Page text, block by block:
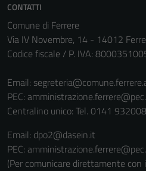
CONTATTI
Comune di Ferrere
Via IV Novembre, 14 - 14012
Codice fiscale / P. IVA:
Email:
PEC:
Centralino unico: Tel. 0141 932008
Email: dpo2@dasein.it
PEC:
(Per comunicare direttamente